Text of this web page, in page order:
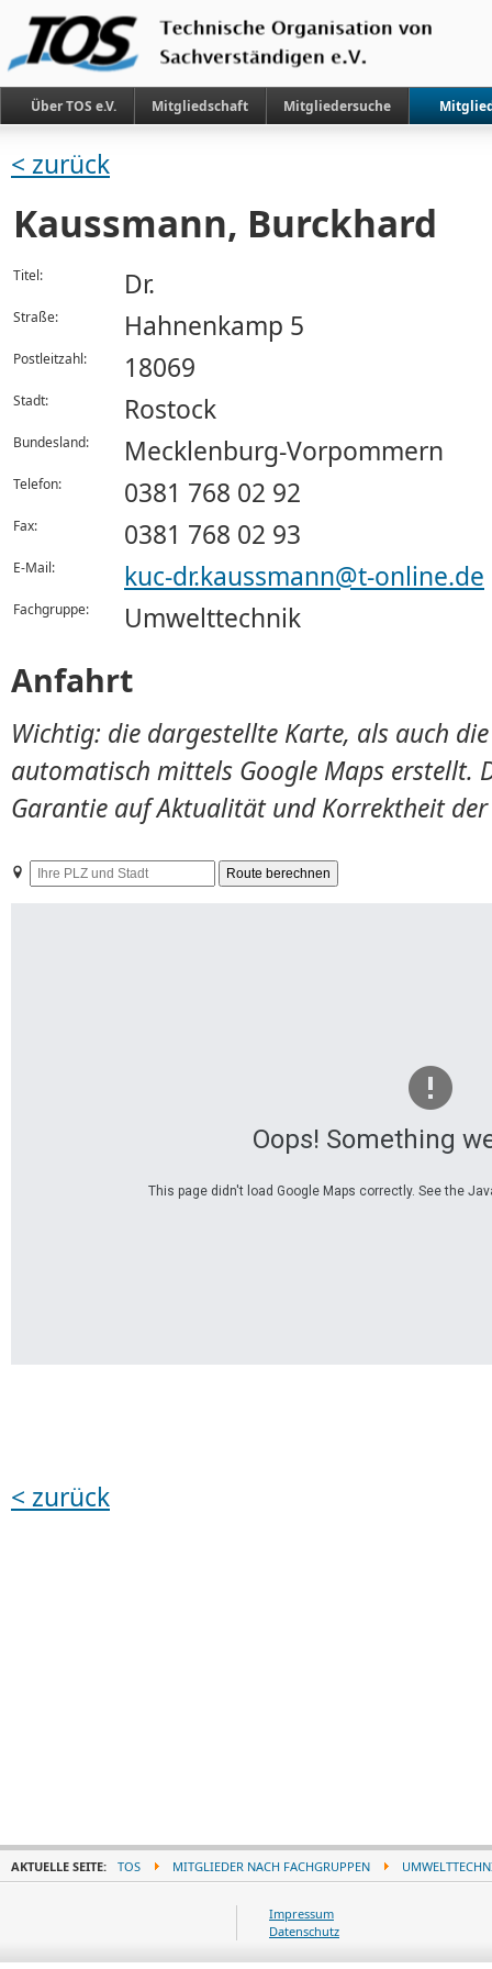
Über TOS e.V. Mitgliedschaft Mitgliedersuche
< zurück
Kaussmann, Burckhard
Titel: Dr.
Straße: Hahnenkamp 5
Postleitzahl: 18069
Stadt: Rostock
Bundesland: Mecklenburg-Vorpommern
Telefon: 0381 768 02 92
Fax: 0381 768 02 93
E-Mail: kuc-dr.kaussmann@t-online.de
Fachgruppe: Umwelttechnik
Anfahrt
Wichtig: die dargestellte Karte, als auch
automatisch mittels Google Maps erstellt.
Garantie auf Aktualität und Korrektheit
Ihre
PLZ
Oops! Something
This page didn't load Google Maps correctly. See the
< zurück
AKTUELLE SEITE: TOS MITGLIEDER NACH FACHGRUPPEN
Impressum
Datenschutz